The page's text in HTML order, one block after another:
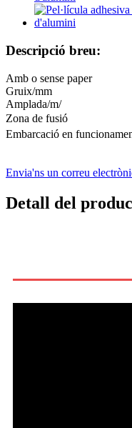
Descripció breu:
Amb o sense paper
Gruix/mm
Amplada/m/
Zona de fusió
Embarcació en
Envia'ns un correu
Detall del